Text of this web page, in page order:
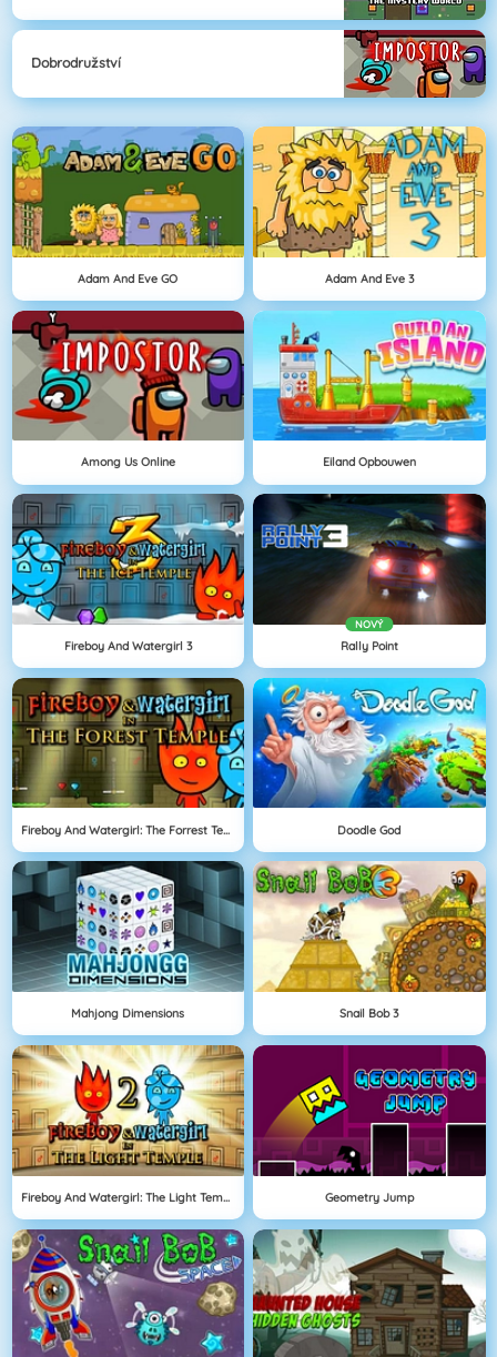
Dobrodružství
Adam And Eve GO Adam And Eve 3
Among Us Online Eiland Opbouwen
Fireboy And Watergirl 3
NOVÝ
Rally Point
Fireboy And Watergirl: The Forrest Temple Doodle God
Mahjong Dimensions Snail Bob 3
Fireboy And Watergirl: The Light Temple Geometry Jump